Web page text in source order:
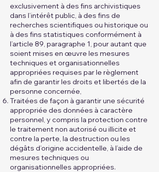
exclusivement à des fins archivistiques
dans l’intérêt public, à des fins de
recherches scientifiques ou historique ou
à des fins statistiques conformément à
l’article 89, paragraphe 1, pour autant que
soient mises en œuvre les mesures
techniques et organisationnelles
appropriées requises par le règlement
afin de garantir les droits et libertés de la
personne concernée,
Traitées de façon à garantir une sécurité
appropriée des données à caractère
personnel, y compris la protection contre
le traitement non autorisé ou illicite et
contre la perte, la destruction ou les
dégâts d’origine accidentelle, à l’aide de
mesures techniques ou
organisationnelles appropriées.